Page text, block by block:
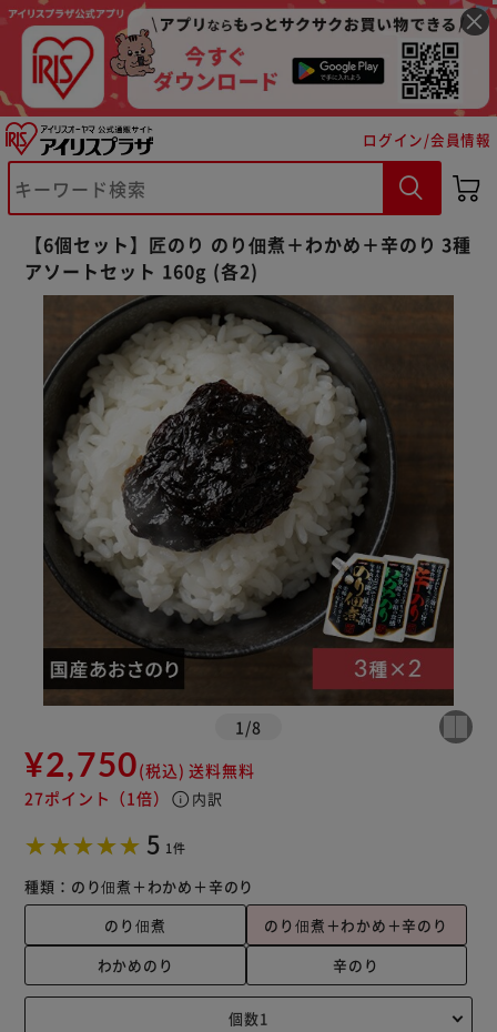
ログイン/会員情報
【6個セット】匠のり のり佃煮＋わかめ＋辛のり 3種
アソートセット 160g (各2)
1 /8
¥2,750(税込) 送料無料
27ポイント （1倍） info 内訳
5 1件
種類： のり佃煮＋わかめ＋辛のり
のり佃煮
のり佃煮＋わかめ＋辛のり
わかめのり
辛のり
※ご確認ください
カートに入れる 購入手続きへ